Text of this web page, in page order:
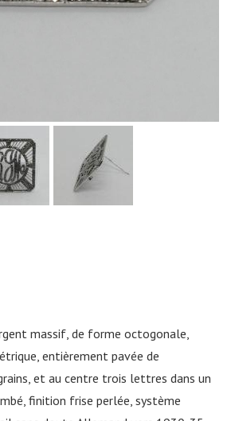
massif, de forme octogonale,
entièrement pavée de
et au centre trois lettres dans un
finition frise perlée, système